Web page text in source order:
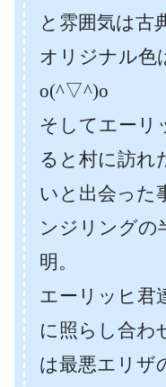
と雰囲気は古
オリジナル色
o(^▽^)o
そしてエーリ
ると村に訪れ
いと出会った
ンジリングの
明。
エーリッヒ君
に照らし合わ
は最悪エリザ